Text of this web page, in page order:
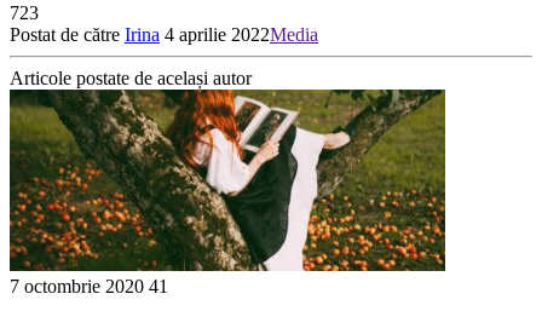
723
Postat de către Irina 4 aprilie 2022Media
Articole postate de același autor
7 octombrie 2020 41